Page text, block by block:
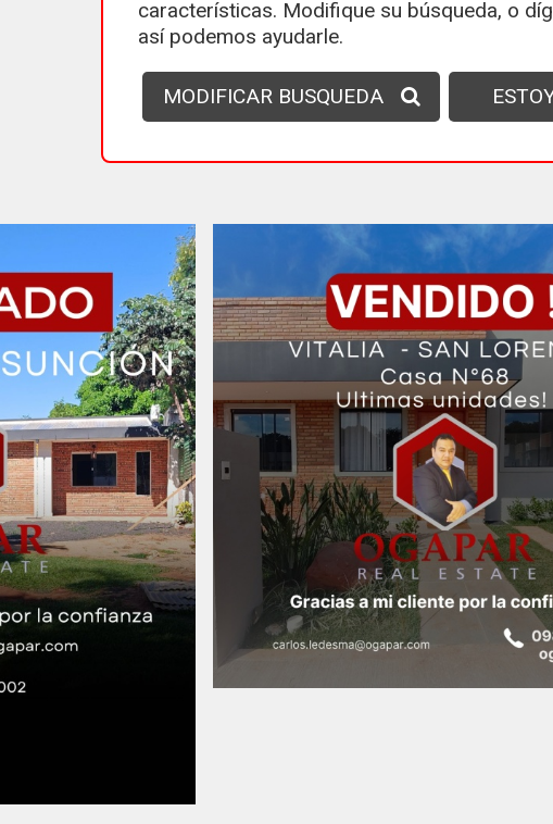
características. Modifique su búsqueda, o
así podemos ayudarle.
MODIFICAR BUSQUEDA